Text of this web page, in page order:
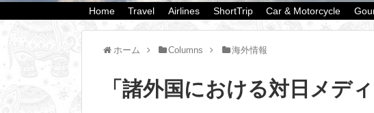
Home Travel Airlines ShortTrip Car & Motorcycle
ホーム Columns 海外情報
「諸外国における対日メデ